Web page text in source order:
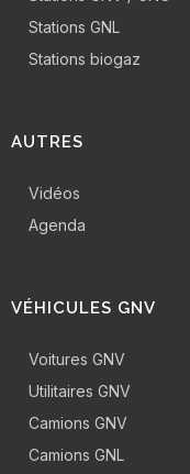
Stations GNL
Stations biogaz
AUTRES
Vidéos
Agenda
VÉHICULES GNV
Voitures GNV
Utilitaires GNV
Camions GNV
Camions GNL